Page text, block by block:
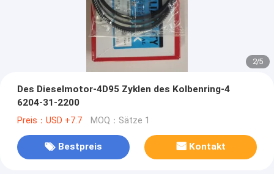
2/5
Des Dieselmotor-4D95 Zyklen des Kolbenring-4
6204-31-2200
Preis：USD +7.7 MOQ：Sätze 1
Bestpreis Kontakt